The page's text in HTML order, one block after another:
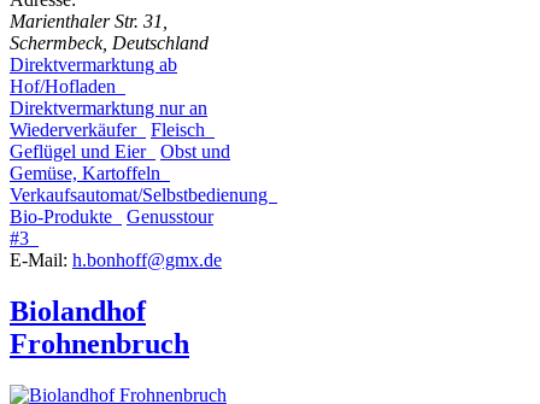
Marienthaler Str. 31,
Schermbeck, Deutschland
Direktvermarktung ab
Hof/Hofladen
Direktvermarktung nur an
Wiederverkäufer
Fleisch
Geflügel und Eier
Obst und
Gemüse, Kartoffeln
Verkaufsautomat/Selbstbedienung
Bio-Produkte
Genusstour
#3
E-Mail: h.bonhoff@gmx.de
Biolandhof
Frohnenbruch